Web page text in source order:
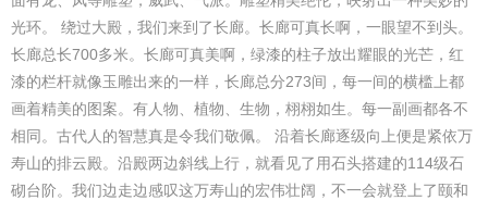
光环。 绕过大殿，我们来到了长廊。长廊可真长啊，一眼望不到头。
长廊总长700多米。长廊可真美啊，绿漆的柱子放出耀眼的光芒，红
漆的栏杆就像玉雕出来的一样，长廊总分273间，每一间的横槛上都
画着精美的图案。有人物、植物、生物，栩栩如生。每一副画都各不
相同。古代人的智慧真是令我们敬佩。 沿着长廊逐级向上便是紧依万
寿山的排云殿。沿殿两边斜线上行，就看见了用石头搭建的114级石
砌台阶。我们边走边感叹这万寿山的宏伟壮阔，不一会就登上了颐和